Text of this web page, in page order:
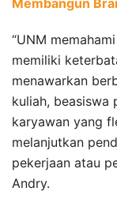
“UNM
memiliki
menawarkan
kuliah, beasiswa
karyawan yang
melanjutkan
pekerjaan atau
Andry.